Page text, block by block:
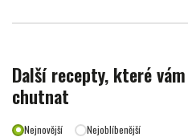
Další recepty, které
chutnat
Nejnovější Nejoblíbenější